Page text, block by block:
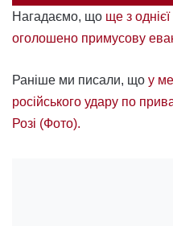
Нагадаємо, що ще з
оголошено примусову
Раніше ми писали, що у
російського удару по
Розі (Фото).